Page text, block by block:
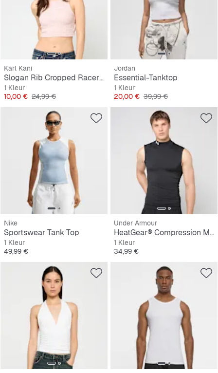
Karl Kani
Slogan Rib Cropped Racer Top
1 Kleur
Prijs
10,00 € Originele Prijs
24,99 €
Jordan
Essential-Tanktop
1 Kleur
Prijs
20,00 € Originele Prijs
39,99 €
Nike
Sportswear Tank Top
1 Kleur
Prijs
49,99 €
Under Armour
HeatGear® Compression Mock Sleeveless
1 Kleur
Prijs
34,99 €